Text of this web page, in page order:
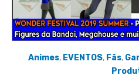
Animes, EVENTOS, Fãs,